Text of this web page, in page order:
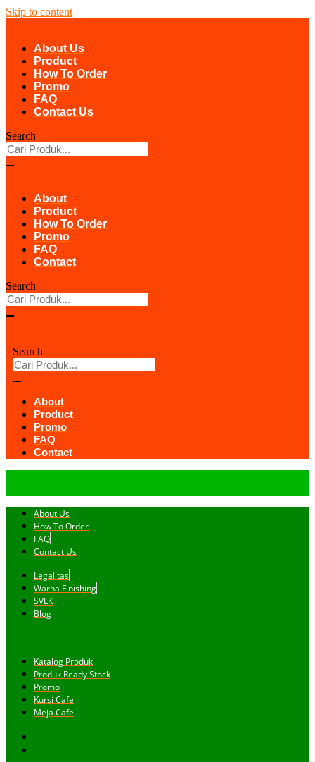
Skip to content
About Us
Product
How To Order
Promo
FAQ
Contact Us
Search
About
Product
How To Order
Promo
FAQ
Contact
Search
Search
About
Product
Promo
FAQ
Contact
About Us
How To Order
FAQ
Contact Us
Legalitas
Warna Finishing
SVLK
Blog
Katalog Produk
Produk Ready Stock
Promo
Kursi Cafe
Meja Cafe